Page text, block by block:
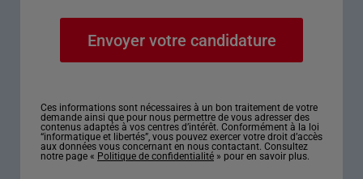
Ces informations sont nécessaires à un bon traitement de votre
demande ainsi que pour nous permettre de vous adresser des
contenus adaptés à vos centres d’intérêt. Conformément à la loi
“informatique et libertés”, vous pouvez exercer votre droit d’accès
aux données vous concernant en nous contactant. Consultez
notre page « Politique de confidentialité » pour en savoir plus.